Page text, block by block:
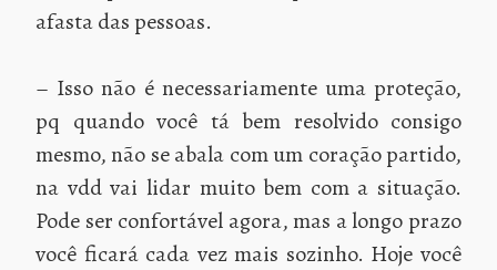
afasta das pessoas.
– Isso não é necessariamente uma proteção,
pq quando você tá bem resolvido consigo
mesmo, não se abala com um coração partido,
na vdd vai lidar muito bem com a situação.
Pode ser confortável agora, mas a longo prazo
você ficará cada vez mais sozinho. Hoje você